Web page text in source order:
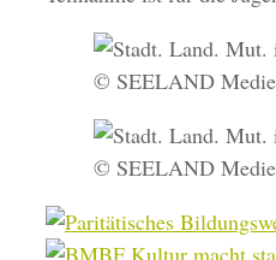
© SEELAND
© SEELAND